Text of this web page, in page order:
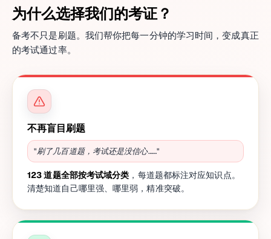
为什么选择我们的考证？
备考不只是刷题。我们帮你把每一分钟的学习时间，变成真正
的考试通过率。
不再盲目刷题
"刷了几百道题，考试还是没信心……"
123 道题全部按考试域分类 ，每道题都标注对应知识点。
清楚知道自己哪里强、哪里弱，精准突破。